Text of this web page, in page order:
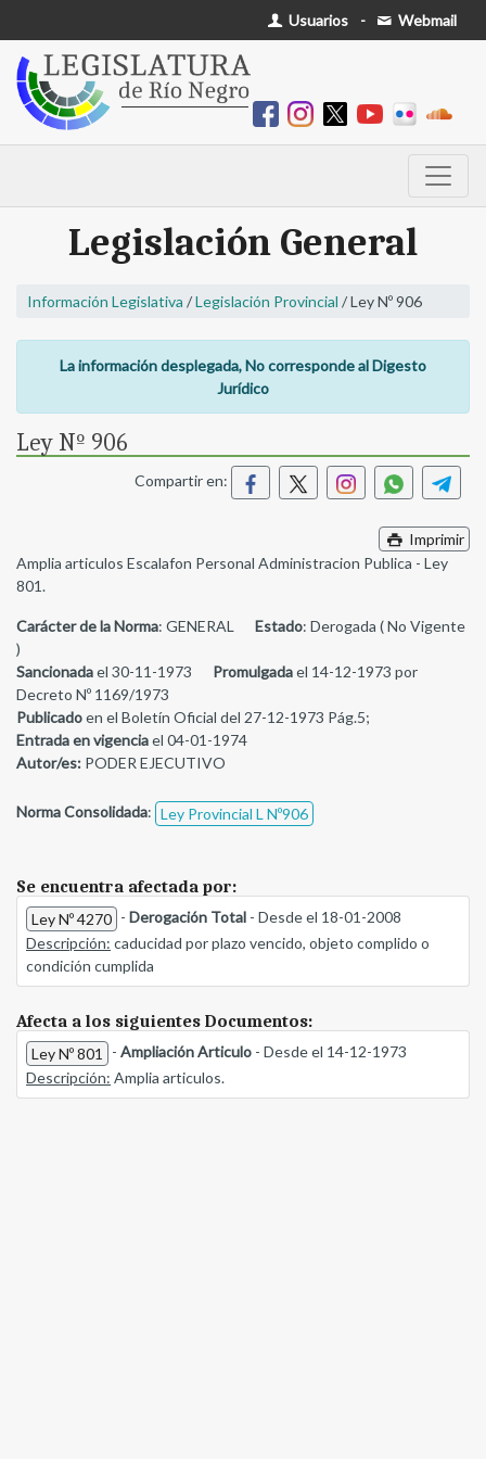
Usuarios - Webmail
Legislación General
Información Legislativa /Legislación Provincial / Ley Nº 906
La información desplegada, No corresponde al Digesto
Jurídico
Ley Nº 906
Compartir en:
Imprimir
Amplia articulos Escalafon Personal Administracion Publica - Ley
801.
Carácter de la Norma: GENERAL Estado: Derogada ( No Vigente
)
Sancionadael 30-11-1973 Promulgadael 14-12-1973 por
Decreto Nº 1169/1973
Publicadoen el Boletín Oficial del 27-12-1973 Pág.5;
Entrada en vigenciael 04-01-1974
Autor/es: PODER EJECUTIVO
Norma Consolidada: Ley Provincial L Nº906
Se encuentra afectada por:
Ley Nº 4270 - Derogación Total - Desde el 18-01-2008
Descripción: caducidad por plazo vencido, objeto complido o
condición cumplida
Afecta a los siguientes Documentos:
Ley Nº 801 - Ampliación Articulo - Desde el 14-12-1973
Descripción: Amplia articulos.